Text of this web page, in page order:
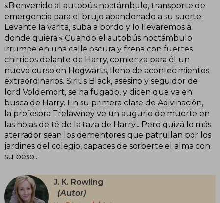
«Bienvenido al autobús noctámbulo, transporte de
emergencia para el brujo abandonado a su suerte.
Levante la varita, suba a bordo y lo llevaremos a
donde quiera.» Cuando el autobús noctámbulo
irrumpe en una calle oscura y frena con fuertes
chirridos delante de Harry, comienza para él un
nuevo curso en Hogwarts, lleno de acontecimientos
extraordinarios. Sirius Black, asesino y seguidor de
lord Voldemort, se ha fugado, y dicen que va en
busca de Harry. En su primera clase de Adivinación,
la profesora Trelawney ve un augurio de muerte en
las hojas de té de la taza de Harry... Pero quizá lo más
aterrador sean los dementores que patrullan por los
jardines del colegio, capaces de sorberte el alma con
su beso...
J. K. Rowling
(Autor)